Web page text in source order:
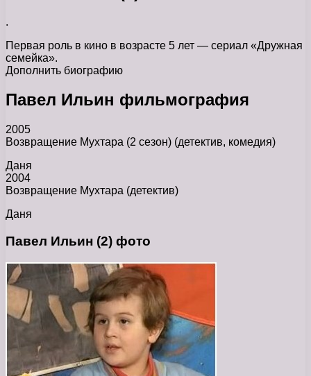
.
Первая роль в кино в возрасте 5 лет — сериал «Дружная
семейка».
Дополнить биографию
Павел Ильин фильмография
2005
Возвращение Мухтара (2 сезон) (детектив, комедия)
Даня
2004
Возвращение Мухтара (детектив)
Даня
Павел Ильин (2) фото